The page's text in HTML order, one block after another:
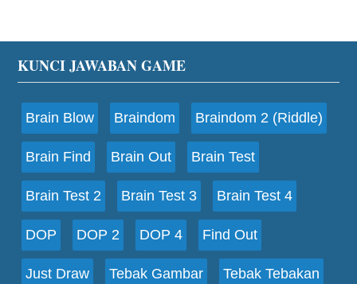
Footer
KUNCI JAWABAN GAME
Brain Blow Braindom Braindom 2 (Riddle)
Brain Find Brain Out Brain Test
Brain Test 2 Brain Test 3 Brain Test 4
DOP DOP 2 DOP 4 Find Out
Just Draw Tebak Gambar Tebak Tebakan